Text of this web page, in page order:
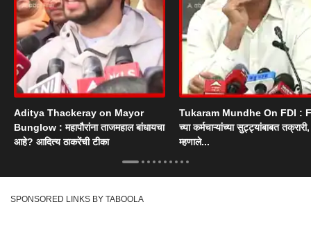
Aditya Thackeray on Mayor
Bunglow : महापौरांना ताजमहाल बांधायचा
आहे? आदित्य ठाकरेंची टीका
Tukaram Mundhe On FDI :
च्या कर्मचाऱ्यांच्या सुट्ट्यांबाबत
म्हणाले...
SPONSORED LINKS BY TABOOLA